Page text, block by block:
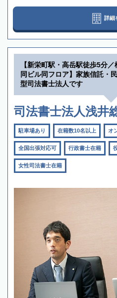
詳細
【新栄町駅・高岳駅徒歩5分
同ビル同フロア】家族信託・
型司法書士法人です
司法書士法人浅井
駐車場あり 在籍数10名以上 オ
全国出張対応可 行政書士在籍
女性司法書士在籍